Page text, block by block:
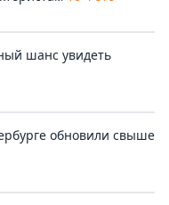
шанс увидеть
обновили свыше